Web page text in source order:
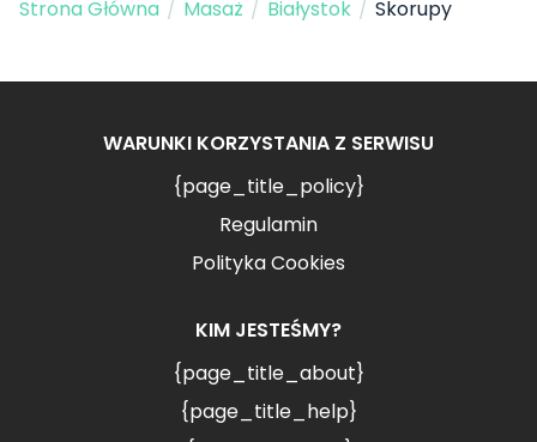
Strona Główna / Masaż / Białystok / Skorupy
WARUNKI KORZYSTANIA Z SERWISU
{page_title_policy}
Regulamin
Polityka Cookies
KIM JESTEŚMY?
{page_title_about}
{page_title_help}